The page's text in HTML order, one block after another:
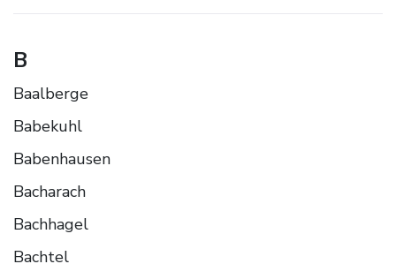
B
Baalberge
Babekuhl
Babenhausen
Bacharach
Bachhagel
Bachtel